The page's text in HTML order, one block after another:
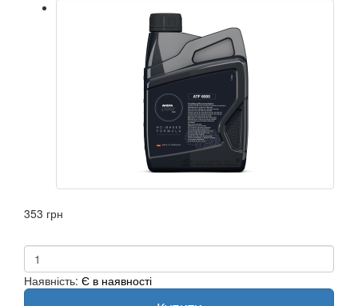
353 грн
Наявність: Є в наявності